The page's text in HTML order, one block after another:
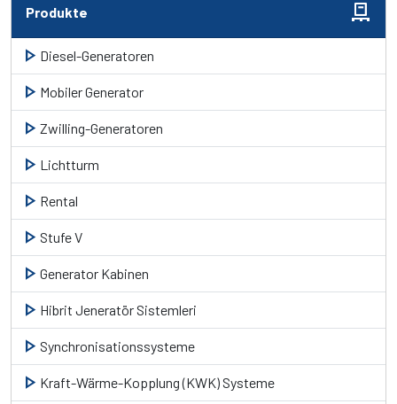
Produkte
pallet
play_arrow Diesel-Generatoren
play_arrow Mobiler Generator
play_arrow Zwilling-Generatoren
play_arrow Lichtturm
play_arrow Rental
play_arrow Stufe V
play_arrow Generator Kabinen
play_arrow Hibrit Jeneratör Sistemleri
play_arrow Synchronisationssysteme
play_arrow Kraft-Wärme-Kopplung (KWK) Systeme